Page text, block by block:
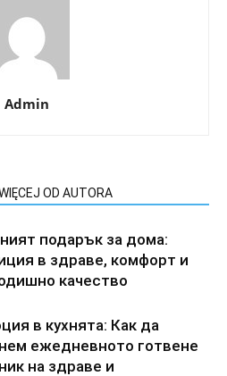
Admin
OD AUTORA
подарък за дома:
в здраве, комфорт и
качество
в кухнята: Как да
ежедневното готвене
на здраве и